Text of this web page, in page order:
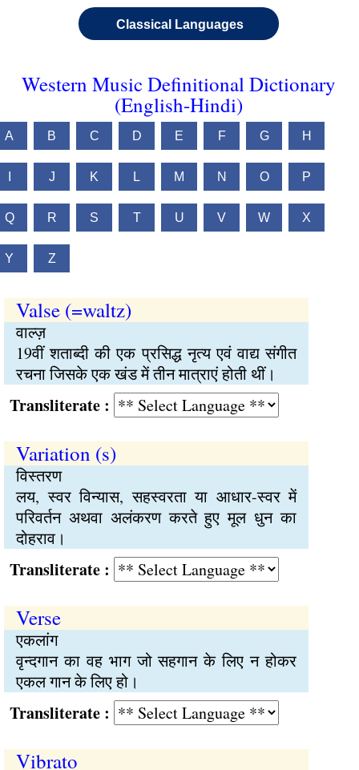
Classical Languages
Western Music Definitional Dictionary
(English-Hindi)
A B C D E F G H
J K L M N O P
Q R S T U V W X
Y Z
Valse (=waltz)
वाल्ज़
19वीं शताब्दी की एक प्रसिद्ध नृत्य एवं वाद्य संगीत
रचना जिसके एक खंड में तीन मात्राएं होती थीं।
:
Variation (s)
विस्तरण
लय, स्वर विन्यास, सहस्वरता या आधार-स्वर में
परिवर्तन अथवा अलंकरण करते हुए मूल धुन का
दोहराव।
:
Verse
एकलांग
वृन्दगान का वह भाग जो सहगान के लिए न होकर
एकल गान के लिए हो।
:
Vibrato